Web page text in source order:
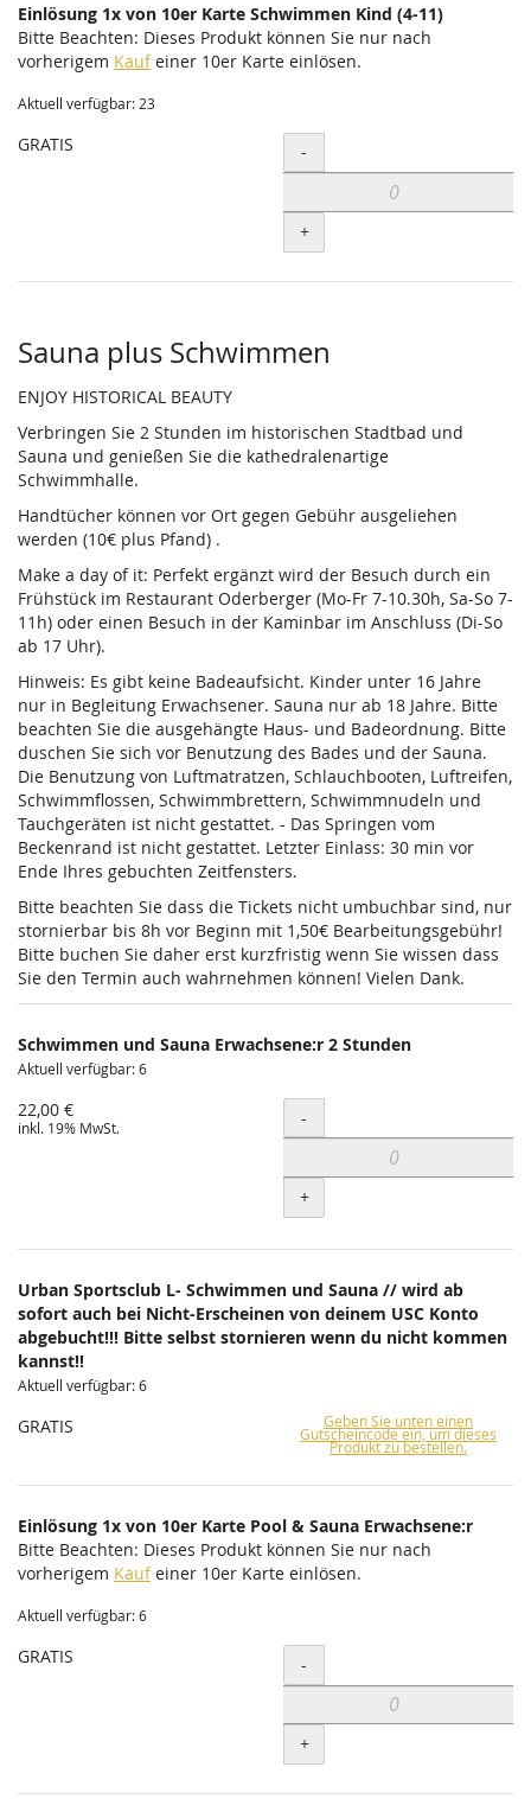
Einlösung 1x von 10er Karte Schwimmen Kind (4-11)
Bitte Beachten: Dieses Produkt können Sie nur nach
vorherigem Kaufeiner 10er Karte einlösen.
Aktuell verfügbar: 23
GRATIS Menge
-
+
Sauna plus Schwimmen
ENJOY HISTORICAL BEAUTY
Verbringen Sie 2 Stunden im historischen Stadtbad und
Sauna und genießen Sie die kathedralenartige
Schwimmhalle.
Handtücher können vor Ort gegen Gebühr ausgeliehen
werden (10€ plus Pfand) .
Make a day of it: Perfekt ergänzt wird der Besuch durch ein
Frühstück im Restaurant Oderberger (Mo-Fr 7-10.30h, Sa-So 7-
11h) oder einen Besuch in der Kaminbar im Anschluss (Di-So
ab 17 Uhr).
Hinweis: Es gibt keine Badeaufsicht. Kinder unter 16 Jahre
nur in Begleitung Erwachsener. Sauna nur ab 18 Jahre. Bitte
beachten Sie die ausgehängte Haus- und Badeordnung. Bitte
duschen Sie sich vor Benutzung des Bades und der Sauna.
Die Benutzung von Luftmatratzen, Schlauchbooten, Luftreifen,
Schwimmflossen, Schwimmbrettern, Schwimmnudeln und
Tauchgeräten ist nicht gestattet. - Das Springen vom
Beckenrand ist nicht gestattet. Letzter Einlass: 30 min vor
Ende Ihres gebuchten Zeitfensters.
Bitte beachten Sie dass die Tickets nicht umbuchbar sind, nur
stornierbar bis 8h vor Beginn mit 1,50€ Bearbeitungsgebühr!
Bitte buchen Sie daher erst kurzfristig wenn Sie wissen dass
Sie den Termin auch wahrnehmen können! Vielen Dank.
Schwimmen und Sauna Erwachsene:r 2 Stunden
Aktuell verfügbar: 6
22,00 €
inkl. 19% MwSt. Menge
-
+
Urban Sportsclub L- Schwimmen und Sauna // wird ab
sofort auch bei Nicht-Erscheinen von deinem USC Konto
abgebucht!!! Bitte selbst stornieren wenn du nicht kommen
kannst!!
Aktuell verfügbar: 6
GRATIS Geben Sie unten einen
Gutscheincode ein, um dieses
Produkt zu bestellen.
Einlösung 1x von 10er Karte Pool & Sauna Erwachsene:r
Bitte Beachten: Dieses Produkt können Sie nur nach
vorherigem Kaufeiner 10er Karte einlösen.
Aktuell verfügbar: 6
GRATIS Menge
-
+